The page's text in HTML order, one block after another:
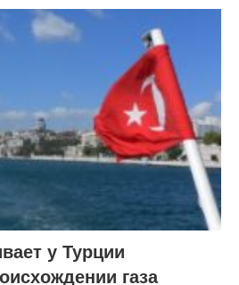
у Турции
газа